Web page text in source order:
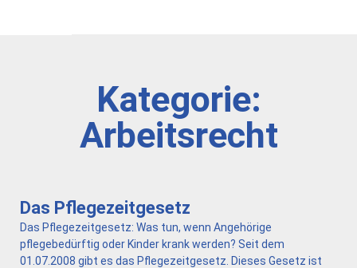
Kategorie:
Arbeitsrecht
Das Pflegezeitgesetz
Das Pflegezeitgesetz: Was tun, wenn Angehörige
pflegebedürftig oder Kinder krank werden? Seit dem
01.07.2008 gibt es das Pflegezeitgesetz. Dieses Gesetz ist